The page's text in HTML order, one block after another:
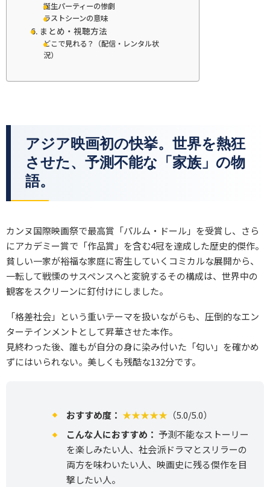
誕生パーティーの惨劇
ラストシーンの意味
6. まとめ・視聴方法
どこで見れる？（配信・レンタル状
況）
アジア映画初の快挙。世界を熱狂
させた、予測不能な「家族」の物
語。
カンヌ国際映画祭で最高賞「パルム・ドール」を受賞し、さら
にアカデミー賞で「作品賞」を含む4冠を達成した歴史的傑作。
貧しい一家が裕福な家庭に寄生していくコミカルな展開から、
一転して戦慄のサスペンスへと変貌するその構成は、世界中の
観客をスクリーンに釘付けにしました。
「格差社会」という重いテーマを扱いながらも、圧倒的なエン
ターテインメントとして昇華させた本作。
見終わった後、誰もが自分の身に染み付いた「匂い」を確かめ
ずにはいられない。美しくも残酷な132分です。
おすすめ度： ★★★★★ （5.0/5.0）
こんな人におすすめ： 予測不能なストーリー
を楽しみたい人、社会派ドラマとスリラーの
両方を味わいたい人、映画史に残る傑作を目
撃したい人。